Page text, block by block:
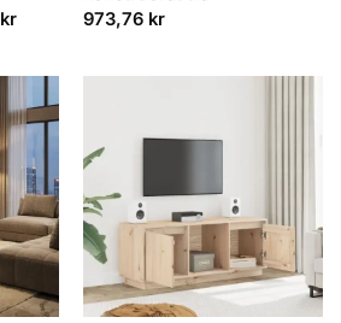
krPrisintervall:
891,15 kr
973,76 kr